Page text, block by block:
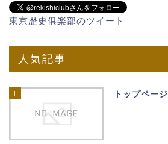
東京歴史俱楽部のツイート
人気記事
1 トップページ